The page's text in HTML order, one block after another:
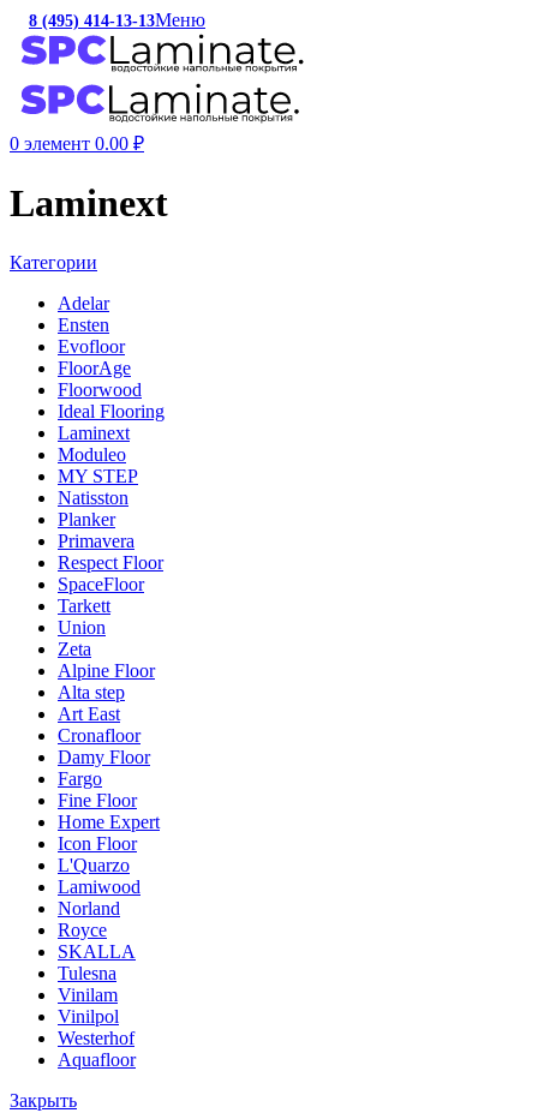
8 (495) 414-13-13Меню
0 элемент 0.00 ₽
Laminext
Категории
Adelar
Ensten
Evofloor
FloorAge
Floorwood
Ideal Flooring
Laminext
Moduleo
MY STEP
Natisston
Planker
Primavera
Respect Floor
SpaceFloor
Tarkett
Union
Zeta
Alpine Floor
Alta step
Art East
Cronafloor
Damy Floor
Fargo
Fine Floor
Home Expert
Icon Floor
L'Quarzo
Lamiwood
Norland
Royce
SKALLA
Tulesna
Vinilam
Vinilpol
Westerhof
Aquafloor
Закрыть